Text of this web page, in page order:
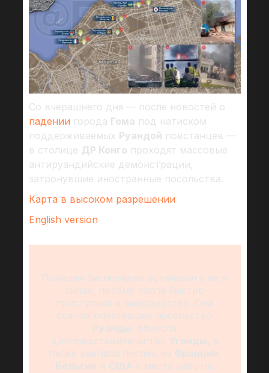
Со вчерашнего дня — после новостей о
падении города Гома под натиском
поддерживаемых Руандой повстанцев —
в столице ДР Конго проходят массовые
антируандийские демонстрации,
затронувшие иностранные посольства.
Карта в высоком разрешении
English version
Полиция беспорядки остановить не в
силах, потому толпа быстро
приступила к мародерству. Она
сожгла опустевшее посольство
Руанды, обнесла
диппредставительство Уганды, а
также выгнала послов из Франции,
Бельгии и США с места работы.